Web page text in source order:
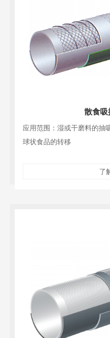
散食吸
应用范围：湿或干磨料的抽
球状食品的转移
了